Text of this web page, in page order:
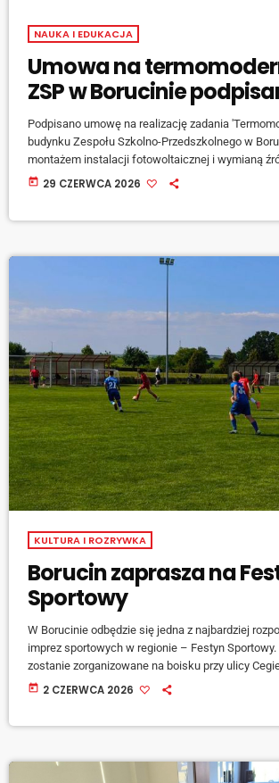
NAUKA I EDUKACJA
Umowa na
ZSP w Borucinie
Podpisano umowę na realizację zadania
budynku Zespołu Szkolno-Przedszkolnego w
montażem instalacji fotowoltaicznej i wymianą
Inwestycja obejmie kompleksowe ocieplenie
kanalizacyjno-wodociągowa wraz z instalacją
Na zewnątrz budynku wykonawca zainstaluje
today 29 CZERWCA 2026
KULTURA I ROZRYWKA
Borucin zaprasza na
Sportowy
W Borucinie odbędzie się jedna z najbardziej
imprez sportowych w regionie – Festyn Sportowy.
zostanie zorganizowane na boisku przy ulicy
trzy dni. Rozpoczęcie zaplanowano na 4 czerwca o
today 2 CZERWCA 2026